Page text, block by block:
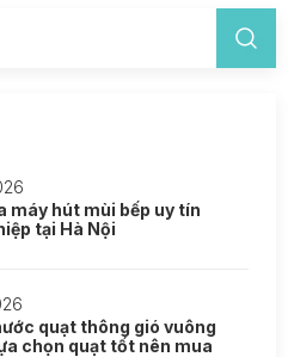
máy hút mùi bếp uy tín
tại Hà Nội
quạt thông gió vuông
chọn quạt tốt nên mua